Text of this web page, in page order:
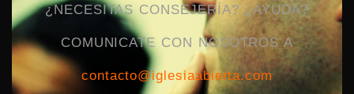
¿NECESITAS CONSEJERÍA? ¿AYUDA?
COMUNICATE CON NOSOTROS A
contacto@iglesiaabierta.com